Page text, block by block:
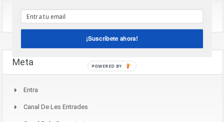
No Hi Ha Categories
Meta
Entra
Canal De Les Entrades
¡Suscríbete ahora!
POWERED BY